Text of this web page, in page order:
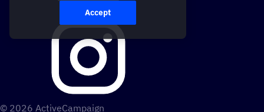
© 2026 ActiveCampaign
Accept